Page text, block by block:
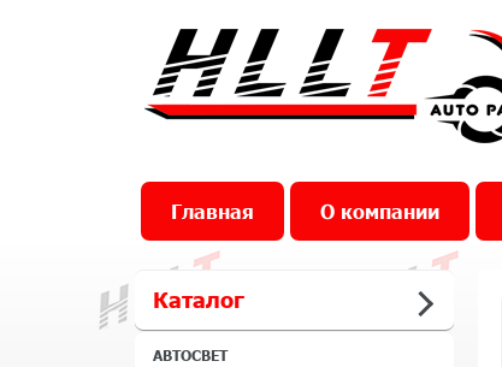
Главная О компании
Каталог
АВТОСВЕТ